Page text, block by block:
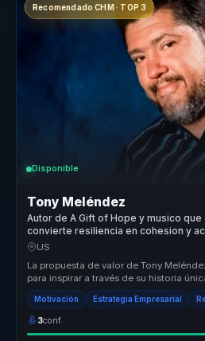
Recomendado CHM · TOP 3
Disponible
Tony Meléndez
Autor de A Gift of Hope y musico que
convierte resiliencia en cohesion y
US
La propuesta de valor de Tony
para inspirar a través de su historia
metodología s...
Motivación Estrategia Empresarial
3conf.